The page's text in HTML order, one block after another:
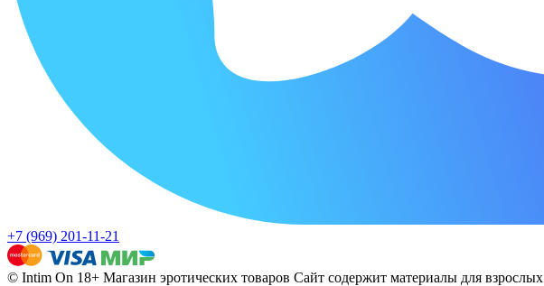
+7 (969) 201-11-21
© Intim On 18+ Магазин эротических товаров Сайт содержит материалы для взрослых